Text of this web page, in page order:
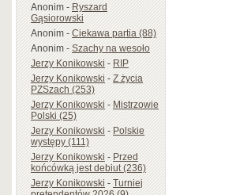
Anonim-Ryszard
Gąsiorowski
Anonim-Ciekawa partia (88)
Anonim-Szachy na wesoło
Jerzy Konikowski-RIP
Jerzy Konikowski-Z życia
PZSzach (253)
Jerzy Konikowski-Mistrzowie
Polski (25)
Jerzy Konikowski-Polskie
występy (111)
Jerzy Konikowski-Przed
końcówką jest debiut (236)
Jerzy Konikowski-Turniej